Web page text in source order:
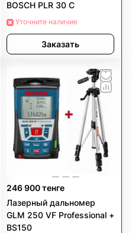
BOSCH PLR 30 С
Уточните наличие
Заказать
246 900 тенге
Лазерный дальномер
GLM 250 VF Professional +
BS150